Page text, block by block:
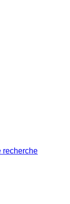
recherche